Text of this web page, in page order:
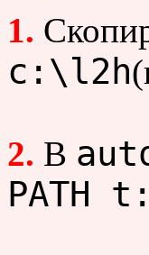
1.
c:\l2h
2. В
PATH